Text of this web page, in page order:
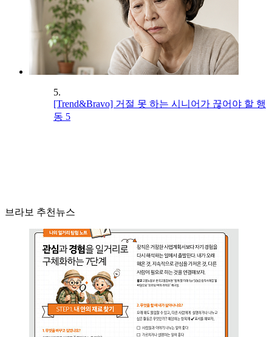
5.
[Trend&Bravo] 거절 못 하는 시니어가 끊어야 할 행
동 5
브라보 추천뉴스